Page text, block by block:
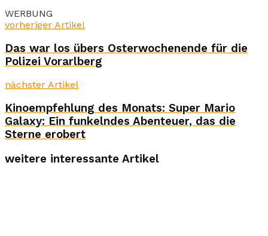
WERBUNG
vorheriger Artikel
Das war los übers Osterwochenende für die
Polizei Vorarlberg
nächster Artikel
Kinoempfehlung des Monats: Super Mario
Galaxy: Ein funkelndes Abenteuer, das die
Sterne erobert
weitere interessante Artikel